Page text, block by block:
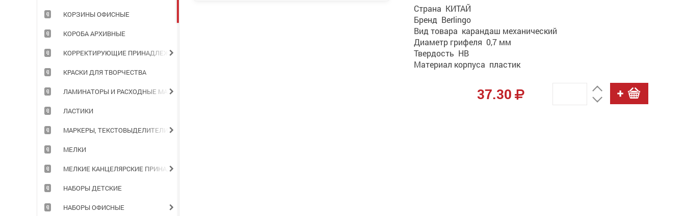
КОРЗИНЫ ОФИСНЫЕ
КОРОБА АРХИВНЫЕ
КОРРЕКТИРУЮЩИЕ ПРИНАДЛЕЖНОСТИ
КРАСКИ ДЛЯ ТВОРЧЕСТВА
ЛАМИНАТОРЫ И РАСХОДНЫЕ МАТЕРИАЛЫ
ЛАСТИКИ
МАРКЕРЫ, ТЕКСТОВЫДЕЛИТЕЛИ
МЕЛКИ
МЕЛКИЕ КАНЦЕЛЯРСКИЕ ПРИНАДЛЕЖНОСТИ
НАБОРЫ ДЕТСКИЕ
НАБОРЫ ОФИСНЫЕ
Страна КИТАЙ
Бренд Berlingo
Вид товара карандаш механический
Диаметр грифеля 0,7 мм
Твердость HB
Материал корпуса пластик
37.30